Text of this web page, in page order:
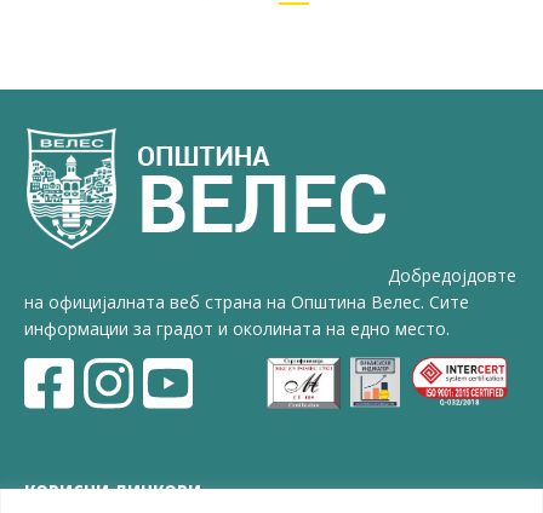
Добредојдовте
на официјалната веб страна на Општина Велес. Сите
информации за градот и околината на едно место.
КОРИСНИ ЛИНКОВИ